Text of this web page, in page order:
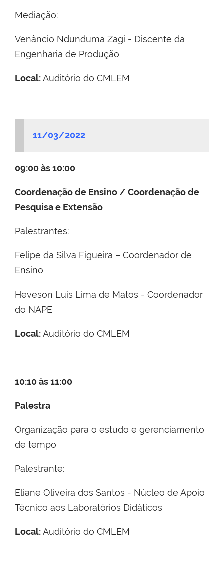
Mediação:
Venâncio Ndunduma Zagi - Discente da
Engenharia de Produção
Local:Auditório do CMLEM
11/03/2022
09:00 às 10:00
Coordenação de Ensino / Coordenação de
Pesquisa e Extensão
Palestrantes:
Felipe da Silva Figueira – Coordenador de
Ensino
Heveson Luís Lima de Matos - Coordenador
do NAPE
Local:Auditório do CMLEM
10:10 às 11:00
Palestra
Organização para o estudo e gerenciamento
de tempo
Palestrante:
Eliane Oliveira dos Santos - Núcleo de Apoio
Técnico aos Laboratórios Didáticos
Local:Auditório do CMLEM